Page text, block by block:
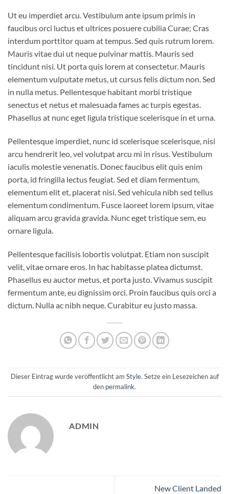
Ut eu imperdiet arcu. Vestibulum ante ipsum primis in
faucibus orci luctus et ultrices posuere cubilia Curae; Cras
interdum porttitor quam at tempus. Sed quis rutrum lorem.
Mauris vitae dui ut neque pulvinar mattis. Mauris sed
tincidunt nisi. Ut porta quis lorem at consectetur. Mauris
elementum vulputate metus, ut cursus felis dictum non. Sed
in nulla metus. Pellentesque habitant morbi tristique
senectus et netus et malesuada fames ac turpis egestas.
Phasellus at nunc eget ligula tristique scelerisque in et urna.
Pellentesque imperdiet, nunc id scelerisque scelerisque, nisi
arcu hendrerit leo, vel volutpat arcu mi in risus. Vestibulum
iaculis molestie venenatis. Donec faucibus elit quis enim
porta, id fringilla lectus feugiat. Sed et diam fermentum,
elementum elit et, placerat nisi. Sed vehicula nibh sed tellus
elementum condimentum. Fusce laoreet lorem ipsum, vitae
aliquam arcu gravida gravida. Nunc eget tristique sem, eu
ornare ligula.
Pellentesque facilisis lobortis volutpat. Etiam non suscipit
velit, vitae ornare eros. In hac habitasse platea dictumst.
Phasellus eu auctor metus, et porta justo. Vivamus suscipit
fermentum ante, eu dignissim orci. Proin faucibus quis orci a
dictum. Nulla ac nibh neque. Curabitur eu justo massa.
Dieser Eintrag wurde veröffentlicht am Style. Setze ein Lesezeichen auf
den permalink.
ADMIN
New Client Landed